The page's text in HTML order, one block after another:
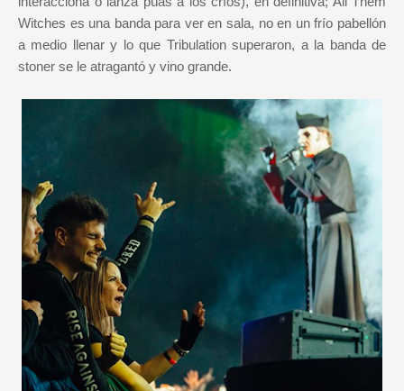
Witches es una banda para ver en sala, no en un frío pabellón
a medio llenar y lo que Tribulation superaron, a la banda de
stoner se le atragantó y vino grande.